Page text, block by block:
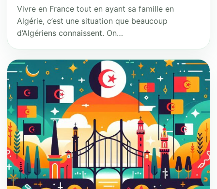
Vivre en France tout en ayant sa famille en
Algérie, c’est une situation que beaucoup
d’Algériens connaissent. On…